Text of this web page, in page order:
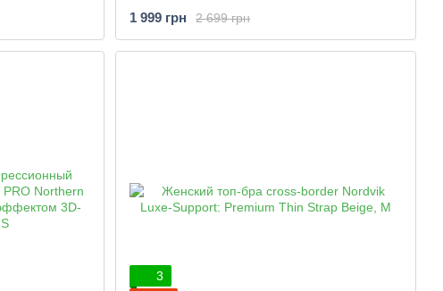
моделирования
2 699 грн
1 999 грн
3